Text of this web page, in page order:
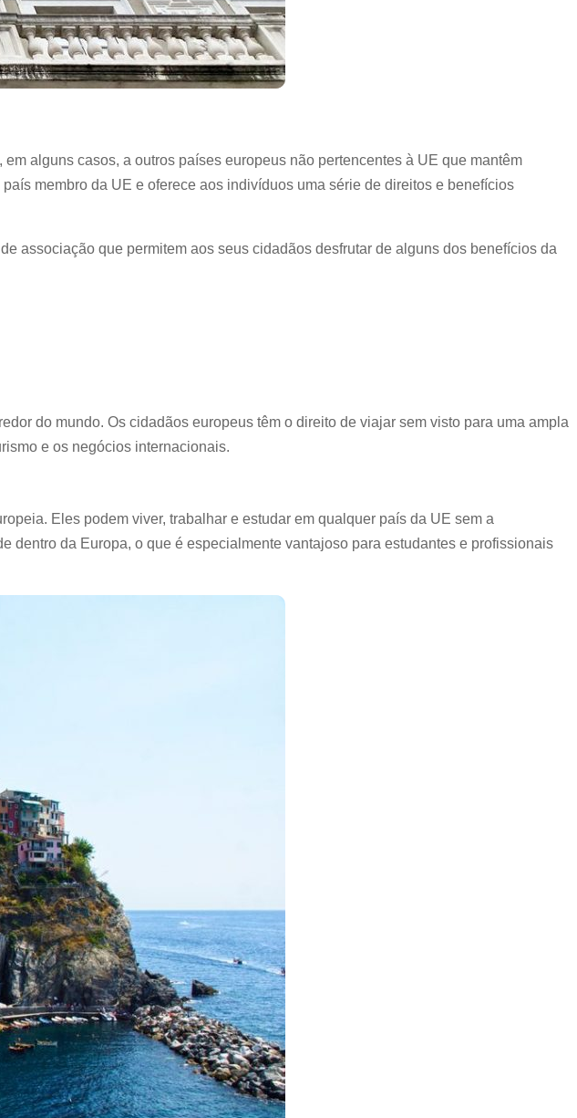
alguns casos, a outros países europeus não pertencentes à UE que mantêm
membro da UE e oferece aos indivíduos uma série de direitos e benefícios
associação que permitem aos seus cidadãos desfrutar de alguns dos benefícios da
do mundo. Os cidadãos europeus têm o direito de viajar sem visto para uma ampla
e os negócios internacionais.
Eles podem viver, trabalhar e estudar em qualquer país da UE sem a
da Europa, o que é especialmente vantajoso para estudantes e profissionais